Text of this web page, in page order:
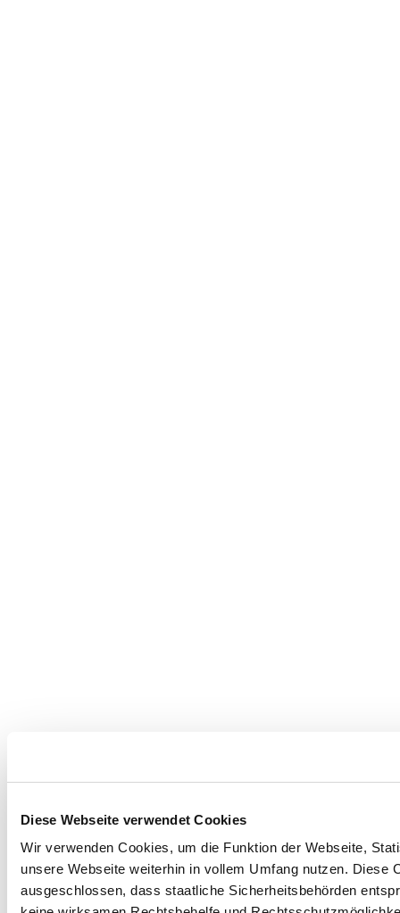
Diese Webseite verwendet Cookies
Wir verwenden Cookies, um die Funktion der Webseite,
unsere Webseite weiterhin in vollem Umfang nutzen.
ausgeschlossen, dass staatliche Sicherheitsbehörden